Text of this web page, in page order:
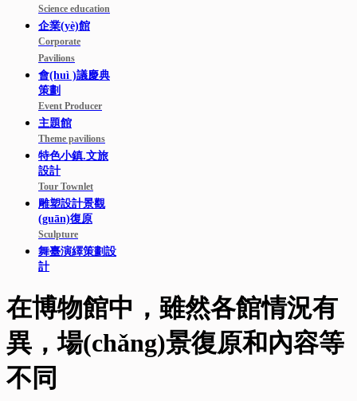
Science education
企業(yè)館
Corporate
Pavilions
會(huì )議慶典
策劃
Event Producer
主題館
Theme pavilions
特色小鎮.文旅
設計
Tour Townlet
雕塑設計景觀
(guān)復原
Sculpture
舞臺演繹策劃設
計
在博物館中，雖然各館情況有
異，場(chǎng)景復原和內容等
不同